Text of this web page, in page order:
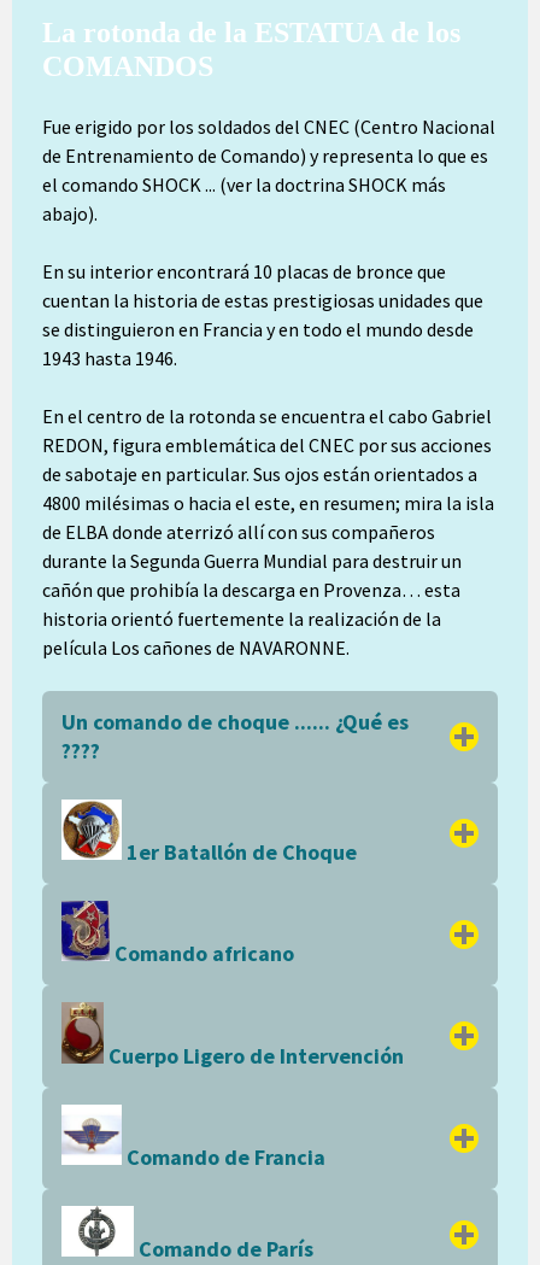
La rotonda de la ESTATUA de los
COMANDOS
Fue erigido por los soldados del CNEC (Centro Nacional
de Entrenamiento de Comando) y representa lo que es
el comando SHOCK ... (ver la doctrina SHOCK más
abajo).
En su interior encontrará 10 placas de bronce que
cuentan la historia de estas prestigiosas unidades que
se distinguieron en Francia y en todo el mundo desde
1943 hasta 1946.
En el centro de la rotonda se encuentra el cabo Gabriel
REDON, figura emblemática del CNEC por sus acciones
de sabotaje en particular. Sus ojos están orientados a
4800 milésimas o hacia el este, en resumen; mira la isla
de ELBA donde aterrizó allí con sus compañeros
durante la Segunda Guerra Mundial para destruir un
cañón que prohibía la descarga en Provenza… esta
historia orientó fuertemente la realización de la
película Los cañones de NAVARONNE.
Un comando de choque ...... ¿Qué es
????
1er Batallón de Choque
Comando africano
Cuerpo Ligero de Intervención
Comando de Francia
Comando de París